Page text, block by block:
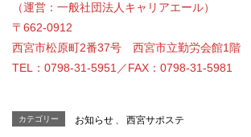
（運営：一般社団法人キャリアエール）
〒662-0912
西宮市松原町2番37号 西宮市立勤労会館1階
TEL：0798-31-5951／FAX：0798-31-5981
カテゴリー お知らせ 、 西宮サポステ